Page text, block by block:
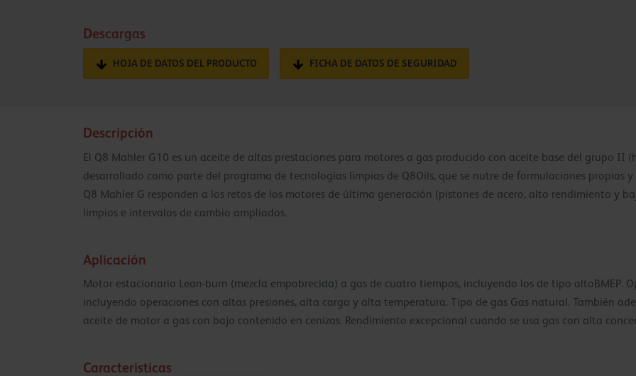
Descargas
HOJA DE DATOS DEL PRODUCTO FICHA DE DATOS DE SEGURIDAD
Descripción
El Q8 Mahler G10 es un aceite de altas prestaciones para motores a gas producido con aceite base del grupo II
desarrollado como parte del programa de tecnologías limpias de Q8Oils, que se nutre de formulaciones propias
Q8 Mahler G responden a los retos de los motores de última generación (pistones de acero, alto rendimiento y
limpios e intervalos de cambio ampliados.
Aplicación
Motor estacionario Lean-burn (mezcla empobrecida) a gas de cuatro tiempos, incluyendo los de tipo altoBMEP.
incluyendo operaciones con altas presiones, alta carga y alta temperatura. Tipo de gas Gas natural. También
aceite de motor a gas con bajo contenido en cenizas. Rendimiento excepcional cuando se usa gas con alta
Caracteristicas